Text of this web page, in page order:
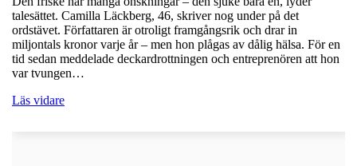
talesättet. Camilla Läckberg, 46, skriver nog under på det
ordstävet. Författaren är otroligt framgångsrik och drar in
miljontals kronor varje år – men hon plågas av dålig hälsa. För en
tid sedan meddelade deckardrottningen och entreprenören att hon
var tvungen…
Läs vidare